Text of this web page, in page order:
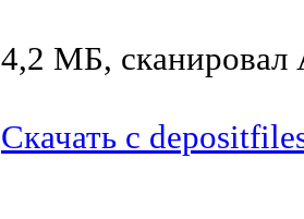
4,2 МБ, сканировал
Скачать с